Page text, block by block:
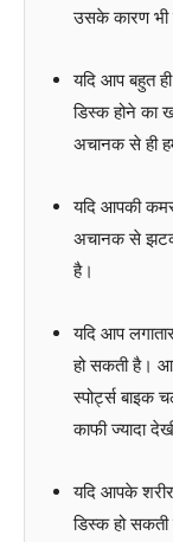
उसके कारण भी
यदि आप बहुत
डिस्क होने का
अचानक से ही
यदि आपकी
अचानक से
है।
यदि आप
हो सकती है।
स्पोर्ट्स बाइक
काफी ज्यादा
यदि आपके
डिस्क हो सकती